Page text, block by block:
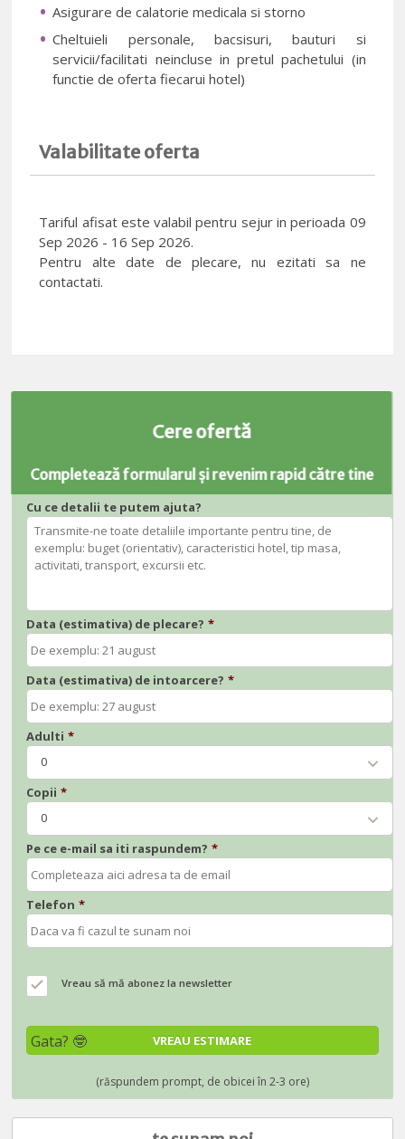
Asigurare de calatorie medicala si storno
Cheltuieli personale, bacsisuri, bauturi si
servicii/facilitati neincluse in pretul pachetului (in
functie de oferta fiecarui hotel)
Valabilitate oferta
Tariful afisat este valabil pentru sejur in perioada 09
Sep 2026 - 16 Sep 2026.
Pentru alte date de plecare, nu ezitati sa ne
contactati.
Cere ofertă
Completează formularul și revenim rapid către tine
Cu ce detalii te putem ajuta?
Data (estimativa) de plecare? *
Data (estimativa) de intoarcere? *
Adulti *
0
Copii *
0
Pe ce e-mail sa iti raspundem? *
Telefon *
Vreau să mă abonez la newsletter